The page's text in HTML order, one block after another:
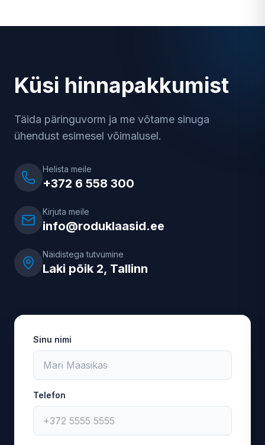
Küsi hinnapakkumist
Täida päringuvorm ja me võtame sinuga
ühendust esimesel võimalusel.
Helista meile
+372 6 558 300
Kirjuta meile
info@roduklaasid.ee
Näidistega tutvumine
Laki põik 2, Tallinn
Sinu nimi
Telefon